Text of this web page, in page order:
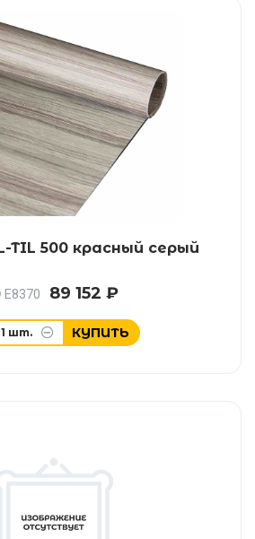
TIL 500 красный серый
E8370 89 152 ₽
1 шт. КУПИТЬ